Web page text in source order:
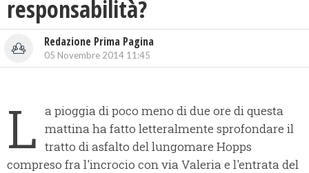
responsabilità?
Redazione Prima Pagina
05 Novembre 2014 11:45
L a pioggia di poco meno di due ore di questa
mattina ha fatto letteralmente sprofondare il
tratto di asfalto del lungomare Hopps
compreso fra l'incrocio con via Valeria e l'entrata del